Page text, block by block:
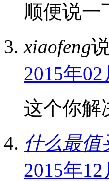
顺便说一
xiaofeng
2015年
这个你解
什么最值
2015年